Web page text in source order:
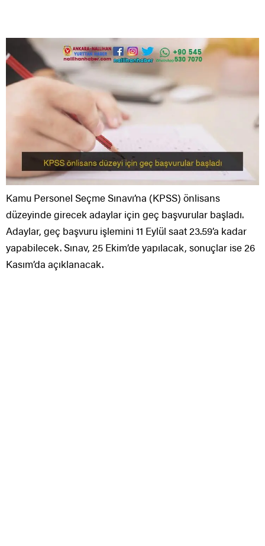
Kamu Personel Seçme Sınavı’na (KPSS) önlisans
düzeyinde girecek adaylar için geç başvurular başladı.
Adaylar, geç başvuru işlemini 11 Eylül saat 23.59’a kadar
yapabilecek. Sınav, 25 Ekim’de yapılacak, sonuçlar ise 26
Kasım’da açıklanacak.